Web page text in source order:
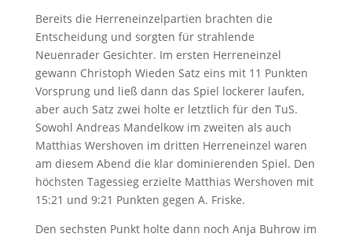
Bereits die Herreneinzelpartien brachten die
Entscheidung und sorgten für strahlende
Neuenrader Gesichter. Im ersten Herreneinzel
gewann Christoph Wieden Satz eins mit 11 Punkten
Vorsprung und ließ dann das Spiel lockerer laufen,
aber auch Satz zwei holte er letztlich für den TuS.
Sowohl Andreas Mandelkow im zweiten als auch
Matthias Wershoven im dritten Herreneinzel waren
am diesem Abend die klar dominierenden Spiel. Den
höchsten Tagessieg erzielte Matthias Wershoven mit
15:21 und 9:21 Punkten gegen A. Friske.
Den sechsten Punkt holte dann noch Anja Buhrow im